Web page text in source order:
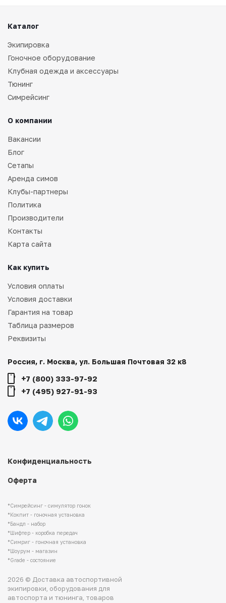
*Симрейсинг - симулятор гонок
*Кокпит - гоночная установка
*Бандл - набор
*Шифтер - коробка передач
*Симриг - гоночная установка
*Шоурум - магазин
*Grade - состояние
2026 © Доставка автоспортивной
экипировки, оборудования для
автоспорта и тюнинга, товаров
Конфиденциальность
Оферта
Каталог
Экипировка
Гоночное оборудование
Клубная одежда и аксессуары
Тюнинг
Симрейсинг
О компании
Вакансии
Блог
Сетапы
Аренда симов
Клубы-партнеры
Политика
Производители
Контакты
Карта сайта
Как купить
Условия оплаты
Условия доставки
Гарантия на товар
Таблица размеров
Реквизиты
Россия, г. Москва, ул. Большая Почтовая 32 к8
+7 (800) 333-97-92
+7 (495) 927-91-93